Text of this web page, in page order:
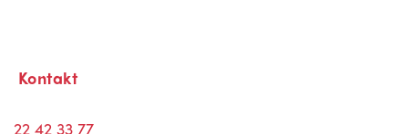
Kontakt
22 42 33 77